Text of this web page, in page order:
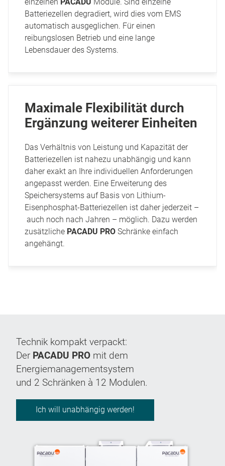
Batteriezellen degradiert, wird dies vom EMS
automatisch ausgeglichen. Für einen
reibungslosen Betrieb und eine lange
Lebensdauer des Systems.
Maximale Flexibilität durch
Ergänzung weiterer Einheiten
Das Verhältnis von Leistung und Kapazität der
Batterie­zellen ist nahezu unabhängig und kann
daher exakt an Ihre individuellen Anforderungen
angepasst werden. Eine Erweiterung des
Speichersystems auf Basis von Lithium-
Eisenphosphat-Batteriezellen ist daher jederzeit –
auch noch nach Jahren – möglich. Dazu werden
zusätzliche PACADU PRO Schränke einfach
angehängt.
Technik kompakt verpackt:
Der PACADU PRO mit dem
Energiemanagementsystem
und 2 Schränken à 12 Modulen.
Ich will unabhängig werden!